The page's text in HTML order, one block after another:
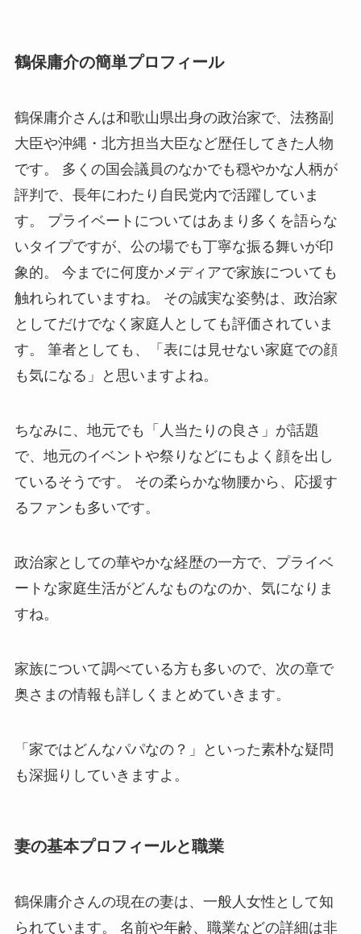
鶴保庸介の簡単プロフィール
鶴保庸介さんは和歌山県出身の政治家で、法務副
大臣や沖縄・北方担当大臣など歴任してきた人物
です。 多くの国会議員のなかでも穏やかな人柄が
評判で、長年にわたり自民党内で活躍していま
す。 プライベートについてはあまり多くを語らな
いタイプですが、公の場でも丁寧な振る舞いが印
象的。 今までに何度かメディアで家族についても
触れられていますね。 その誠実な姿勢は、政治家
としてだけでなく家庭人としても評価されていま
す。 筆者としても、「表には見せない家庭での顔
も気になる」と思いますよね。
ちなみに、地元でも「人当たりの良さ」が話題
で、地元のイベントや祭りなどにもよく顔を出し
ているそうです。 その柔らかな物腰から、応援す
るファンも多いです。
政治家としての華やかな経歴の一方で、プライベ
ートな家庭生活がどんなものなのか、気になりま
すね。
家族について調べている方も多いので、次の章で
奥さまの情報も詳しくまとめていきます。
「家ではどんなパパなの？」といった素朴な疑問
も深掘りしていきますよ。
妻の基本プロフィールと職業
鶴保庸介さんの現在の妻は、一般人女性として知
られています。 名前や年齢、職業などの詳細は非